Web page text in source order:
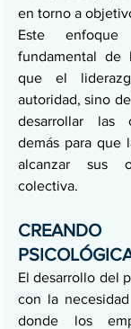
en torno a
Este
fundamental de
que el
autoridad, sino
desarrollar las
demás para que
alcanzar sus
colectiva.
El desarrollo del
con la
donde los